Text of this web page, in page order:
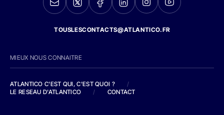
TOUSLESCONTACTS@ATLANTICO.FR
MIEUX NOUS CONNAITRE
ATLANTICO C'EST QUI, C'EST QUOI ?
/
LE RESEAU D'ATLANTICO
/ CONTACT